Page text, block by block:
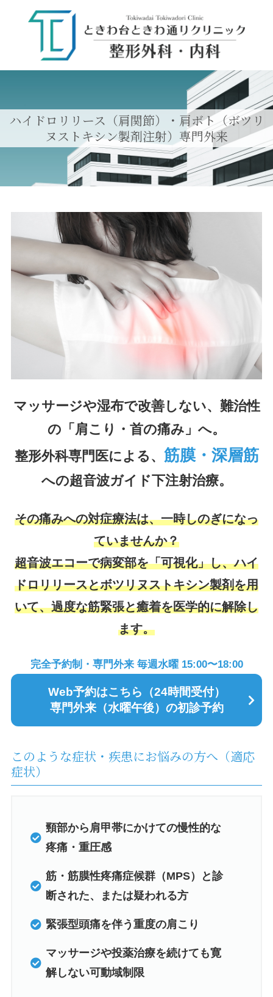
ハイドロリリース（肩関節）・肩ボト（ボツリ
ヌストキシン製剤注射）専門外来
マッサージや湿布で改善しない、難治性
の「肩こり・首の痛み」へ。
整形外科専門医による、 筋膜・深層筋
への超音波ガイド下注射治療。
その痛みへの対症療法は、一時しのぎになっ
ていませんか？
超音波エコーで病変部を「可視化」し、ハイ
ドロリリースとボツリヌストキシン製剤を用
いて、過度な筋緊張と癒着を医学的に解除し
ます。
完全予約制・専門外来 毎週水曜 15:00〜18:00
Web予約はこちら（24時間受付）
専門外来（水曜午後）の初診予約
このような症状・疾患にお悩みの方へ（適応
症状）
頸部から肩甲帯にかけての慢性的な
疼痛・重圧感
筋・筋膜性疼痛症候群（MPS）と診
断された、または疑われる方
緊張型頭痛を伴う重度の肩こり
マッサージや投薬治療を続けても寛
解しない可動域制限